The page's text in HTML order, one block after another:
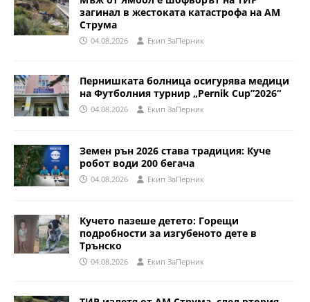
загинал в жестоката катастрофа на АМ
Струма
04.08.2026 Eкип ЗаПерник
Пернишката болница осигурява медици
на Футболния турнир „Pernik Cup”2026“
04.08.2026 Eкип ЗаПерник
Земен рън 2026 става традиция: Куче
робот води 200 бегача
04.08.2026 Eкип ЗаПерник
Кучето пазеше детето: Горещи
подробности за изгубеното дете в
Трънско
04.08.2026 Eкип ЗаПерник